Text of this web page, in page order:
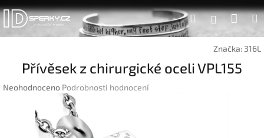
Přejít
na
obsah
Hledat
Značka: 316L
Přívěsek z chirurgické oceli VPL155
Průměrné
produktu
Neohodnoceno Podrobnosti hodnocení